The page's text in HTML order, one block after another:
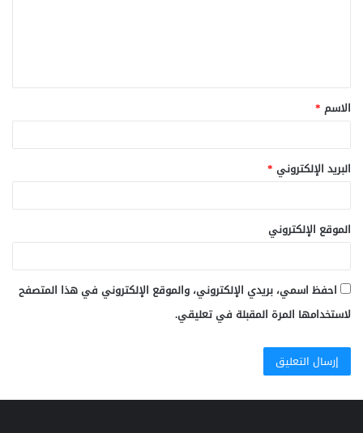
ق
*
الاسم *
البريد الإلكتروني *
الموقع الإلكتروني
احفظ اسمي، بريدي الإلكتروني، والموقع الإلكتروني في هذا المتصفح
لاستخدامها المرة المقبلة في تعليقي.